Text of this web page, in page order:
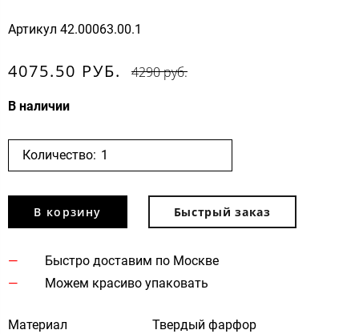
Артикул 42.00063.00.1
4075.50 РУБ. 4290 руб.
В наличии
Количество:
В корзину Быстрый заказ
Быстро доставим по Москве
Можем красиво упаковать
Материал Твердый фарфор